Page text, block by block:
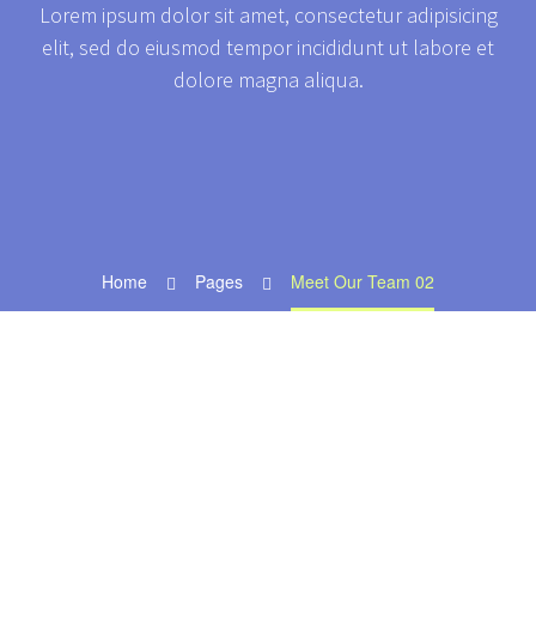
Lorem ipsum dolor sit amet, consectetur adipisicing
elit, sed do eiusmod tempor incididunt ut labore et
dolore magna aliqua.
Home Pages Meet Our Team 02